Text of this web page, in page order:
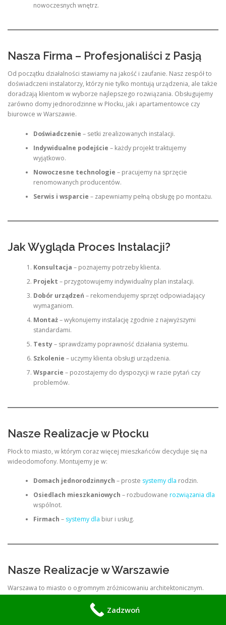
nowoczesnych wnętrz.
Nasza Firma – Profesjonaliści z Pasją
Od początku działalności stawiamy na jakość i zaufanie. Nasz zespół to
doświadczeni instalatorzy, którzy nie tylko montują urządzenia, ale także
doradzają klientom w wyborze najlepszego rozwiązania. Obsługujemy
zarówno domy jednorodzinne w Płocku, jak i apartamentowce czy
biurowce w Warszawie.
Doświadczenie – setki zrealizowanych instalacji.
Indywidualne podejście – każdy projekt traktujemy
wyjątkowo.
Nowoczesne technologie – pracujemy na sprzęcie
renomowanych producentów.
Serwis i wsparcie – zapewniamy pełną obsługę po montażu.
Jak Wygląda Proces Instalacji?
Konsultacja – poznajemy potrzeby klienta.
Projekt – przygotowujemy indywidualny plan instalacji.
Dobór urządzeń – rekomendujemy sprzęt odpowiadający
wymaganiom.
Montaż– wykonujemy instalację zgodnie z najwyższymi
standardami.
Testy– sprawdzamy poprawność działania systemu.
Szkolenie – uczymy klienta obsługi urządzenia.
Wsparcie – pozostajemy do dyspozycji w razie pytań czy
problemów.
Nasze Realizacje w Płocku
Płock to miasto, w którym coraz więcej mieszkańców decyduje się na
wideodomofony. Montujemy je w:
Domach jednorodzinnych – proste systemy dla rodzin.
Osiedlach mieszkaniowych – rozbudowane rozwiązania dla
wspólnot.
Firmach – systemy dla biur i usług.
Nasze Realizacje w Warszawie
Warszawa to miasto o ogromnym zróżnicowaniu architektonicznym.
– nowoczesne budynki wymagają
Zadzwoń